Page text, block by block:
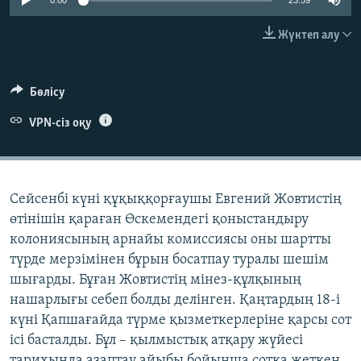
ЖАЗЫЛЫҢЫЗ
Басқа тілдерде
Жүктеп алу
Бөлісу
VPN-сіз оқу
Сейсенбі күні құқыққорғаушы Евгений Жовтистің
өтінішін қараған Өскемендегі қоныстандыру
колониясының арнайы комиссиясы оны шартты
түрде мерзімінен бұрын босатпау туралы шешім
шығарды. Бұған Жовтистің мінез-құлқының
нашарлығы себеп болды делінген. Қаңтардың 18-і
күні Қапшағайда түрме қызметкерлеріне қарсы сот
ісі басталды. Бұл – қылмыстық атқару жүйесі